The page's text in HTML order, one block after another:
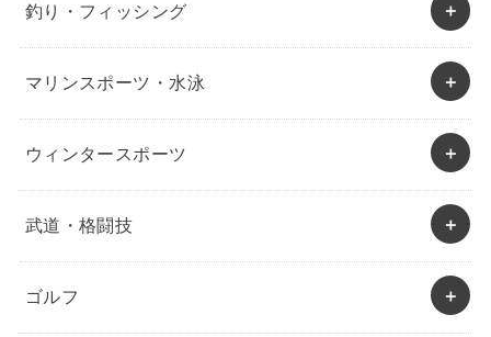
釣り・フィッシング
マリンスポーツ・水泳
ウィンタースポーツ
武道・格闘技
ゴルフ